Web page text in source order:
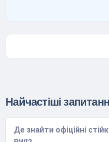
Найчастіші
Де знайти офіційні